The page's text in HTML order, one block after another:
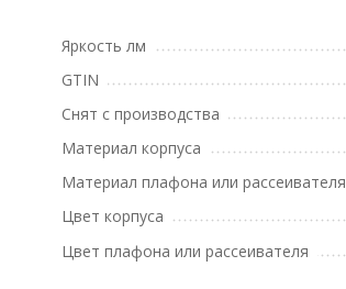
Яркость лм
GTIN
Снят с производства
Материал корпуса
Материал плафона или рассеивателя
Цвет корпуса
Цвет плафона или рассеивателя